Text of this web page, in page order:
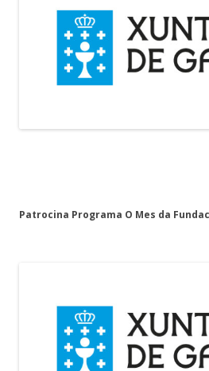
Patrocina Programa O Mes da